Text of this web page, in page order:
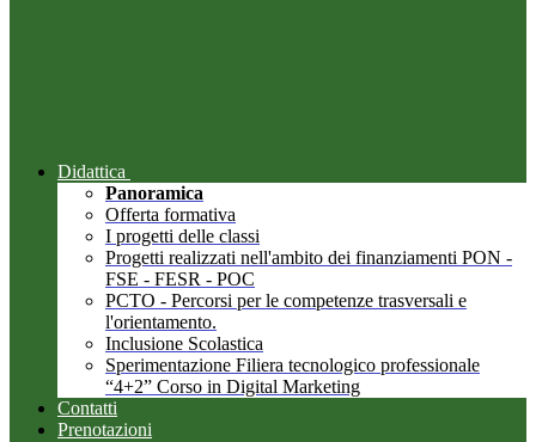
Didattica
Panoramica
Offerta formativa
I progetti delle classi
Progetti realizzati nell'ambito dei finanziamenti PON -
FSE - FESR - POC
PCTO - Percorsi per le competenze trasversali e
l'orientamento.
Inclusione Scolastica
Sperimentazione Filiera tecnologico professionale
“4+2” Corso in Digital Marketing
Contatti
Prenotazioni